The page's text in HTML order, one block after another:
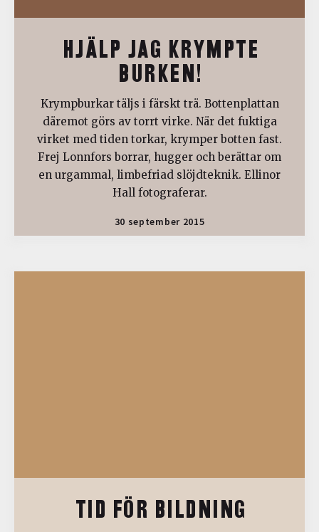
HJÄLP JAG KRYMPTE
BURKEN!
Krympburkar täljs i färskt trä. Bottenplattan
däremot görs av torrt virke. När det fuktiga
virket med tiden torkar, krymper botten fast.
Frej Lonnfors borrar, hugger och berättar om
en urgammal, limbefriad slöjdteknik. Ellinor
Hall fotograferar.
30 september 2015
TID FÖR BILDNING